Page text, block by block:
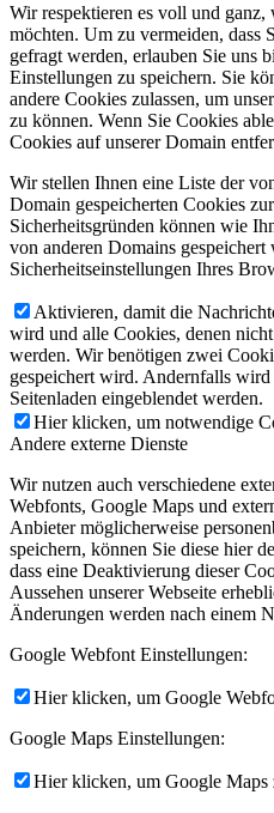
Wir respektieren es voll und ganz,
möchten. Um zu vermeiden, dass
gefragt werden, erlauben Sie uns
Einstellungen zu speichern. Sie
andere Cookies zulassen, um
zu können. Wenn Sie Cookies
Cookies auf unserer Domain
Wir stellen Ihnen eine Liste der
Domain gespeicherten Cookies
Sicherheitsgründen können wie
von anderen Domains
Sicherheitseinstellungen Ihres
Aktivieren, damit die
wird und alle Cookies, denen
werden. Wir benötigen zwei
gespeichert wird. Andernfalls
Seitenladen eingeblendet werden.
Hier klicken, um notwendige
Andere externe Dienste
Wir nutzen auch verschiedene
Webfonts, Google Maps und
Anbieter möglicherweise
speichern, können Sie diese hier
dass eine Deaktivierung dieser
Aussehen unserer Webseite
Änderungen werden nach einem
Google Webfont Einstellungen:
Hier klicken, um Google
Google Maps Einstellungen:
Hier klicken, um Google Maps